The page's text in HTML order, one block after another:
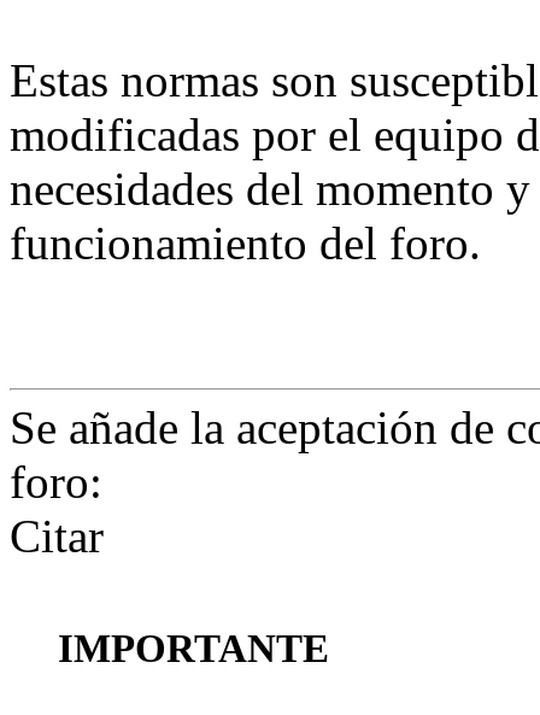
Estas normas son
modificadas por el equipo
necesidades del momento
funcionamiento del foro.
Se añade la aceptación de
foro:
Citar
IMPORTANTE